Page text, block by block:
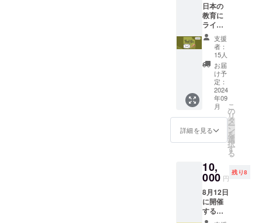
日本の
教育に
ライ
ティン
グとパ
ブリッ
クス
ピーキ
ングを
導入し
たいと
思って
くださ
る方の
お気持
ちを受
り、子
どもた
ちに還
元しま
す。コ
ミュニ
支援
者：
15人
お届
け予
定：
2024
年09
月
詳細を見る
こ
の
リ
タ
ー
ン
を
選
択
す
る
10,
000 円
残り8
8月12日
に開催
する福
岡での